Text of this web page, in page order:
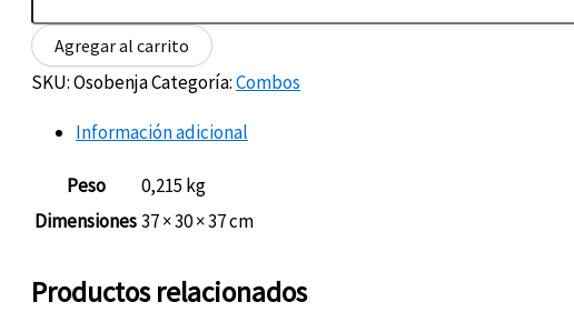
Agregar al carrito
SKU:OsobenjaCategoría:Combos
Información adicional
Peso
0,215 kg
Dimensiones37 × 30 × 37 cm
Productos relacionados